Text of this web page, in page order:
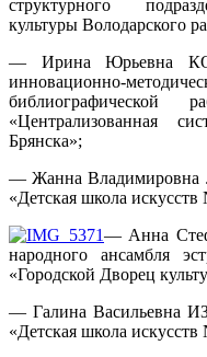
структурного
культуры Володарского
— Ирина Юрьевна
инновационно-
«Централизованная
Брянска»;
— Жанна Владимировна
«Детская школа
— Анна
народного ансамбля
«Городской Дворец
— Галина Васильевна
«Детская школа